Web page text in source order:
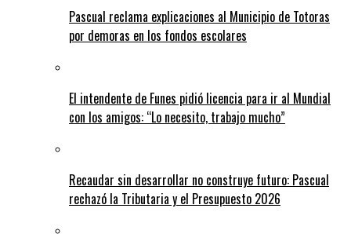
Pascual reclama explicaciones al Municipio de Totoras
por demoras en los fondos escolares
El intendente de Funes pidió licencia para ir al Mundial
con los amigos: “Lo necesito, trabajo mucho”
Recaudar sin desarrollar no construye futuro: Pascual
rechazó la Tributaria y el Presupuesto 2026